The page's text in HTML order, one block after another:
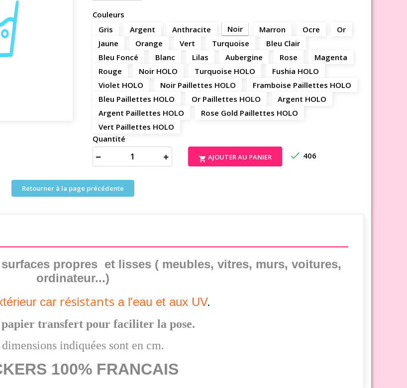
Couleurs
Gris
Argent Anthracite Noir Marron Ocre
Or
Jaune
Orange Vert Turquoise
Bleu Clair
Bleu Foncé
Blanc Lilas Aubergine Rose
Magenta
Rouge
Noir HOLO Turquoise HOLO
Fushia HOLO
Violet HOLO
Noir Paillettes HOLO
Framboise Paillettes HOLO
Bleu Paillettes HOLO
Or Paillettes HOLO
Argent HOLO
Argent Paillettes HOLO
Rose Gold Paillettes HOLO
Vert Paillettes HOLO
Quantité
 AJOUTER AU PANIER  406
Retourner à la page précédente
propres et lisses ( meubles, vitres, murs, voitures,
ordinateur...)
car résistants a l'eau et aux UV.
transfert pour faciliter la pose.
indiquées sont en cm.
100% FRANCAIS